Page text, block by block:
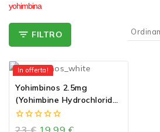
yohimbina
FILTRO
In offerta!
Yohimbinos 2.5mg
(Yohimbine Hydrochloride)
Yohimbina cloridrato
0
23€ 19,99 €